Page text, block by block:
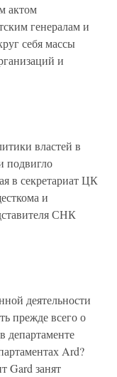
актом
генералам и
себя массы
и
властей в
подвигло
в секретариат ЦК
и
СНК
деятельности
прежде всего о
Ard?
Gard занят